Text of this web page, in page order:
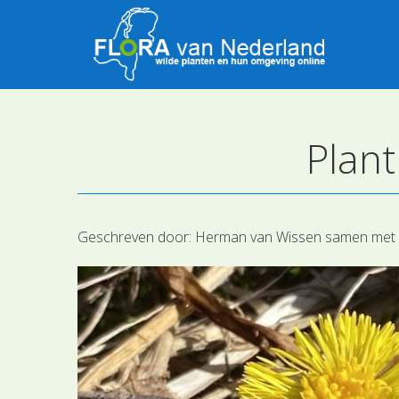
Geschreven door: Herman van Wissen samen